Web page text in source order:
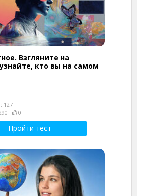
Взгляните на
кто вы на самом
127
0
Пройти тест